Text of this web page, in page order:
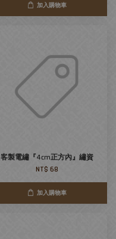
加入購物車
客製電繡『4cm正方內』繡資
NT$ 68
加入購物車